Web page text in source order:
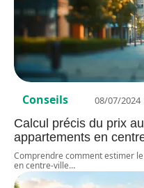
Conseils 08/07/2024
Calcul précis du prix
appartements en
Comprendre comment estimer
en centre-ville…